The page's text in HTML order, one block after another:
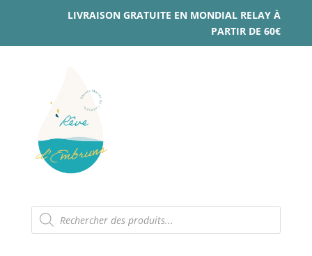
LIVRAISON GRATUITE EN MONDIAL RELAY À
PARTIR DE 60€
Recherche
de
produits